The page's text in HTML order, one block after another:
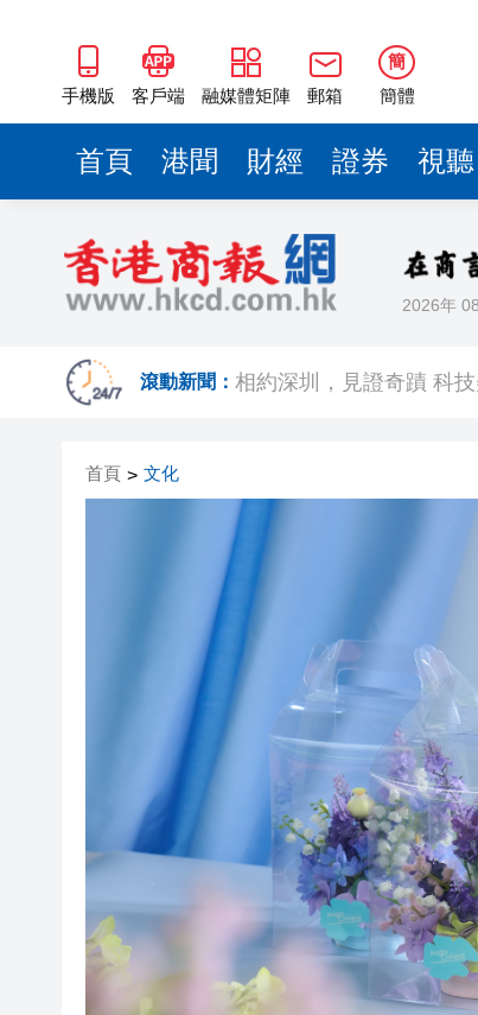
手機版 客戶端 融媒體矩陣 郵箱
簡
簡體
首頁 港聞 財經 證券 視聽
2026年
滾動新聞：
相約
美股觀望非農數據 道指跌
東涌巴士撞電單車 巴士
有片丨清淡不等於吃素！
首頁 > 文化